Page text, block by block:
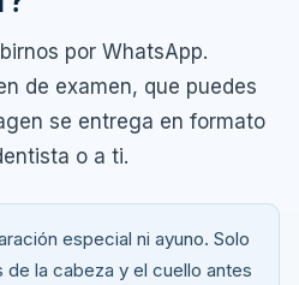
por WhatsApp.
de examen, que puedes
se entrega en formato
o a ti.
especial ni ayuno. Solo
la cabeza y el cuello antes